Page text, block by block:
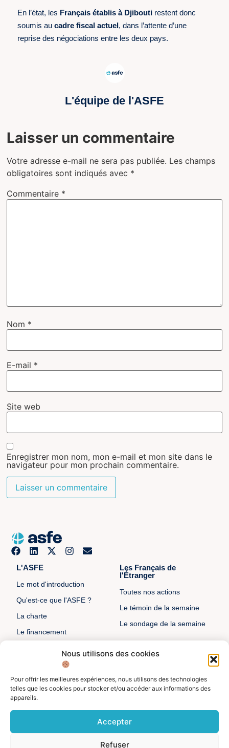
Nous utilisons des cookies
Pour offrir les meilleures expériences, nous utilisons des technologies
telles que les cookies pour stocker et/ou accéder aux informations des
appareils.
Accepter
Refuser
En l’état, les Français établis à Djibouti restent donc
soumis aucadre fiscal actuel, dans l’attente d’une
reprise des négociations entre les deux pays.
L'équipe de l'ASFE
Laisser un commentaire
Votre adresse e-mail ne sera pas publiée. Les champs
obligatoires sont indiqués avec *
Commentaire *
Nom *
E-mail *
Site web
Enregistrer mon nom, mon e-mail et mon site dans le
navigateur pour mon prochain commentaire.
L'ASFE
Le mot d'introduction
Qu'est-ce que l'ASFE ?
La charte
Le financement
Les sénateurs
Les Français de
l'Étranger
Toutes nos actions
Le témoin de la semaine
Le sondage de la semaine
Autre liens
Toutes les ressources
Contactez-nous
Divers
personnelles
Mentions légales